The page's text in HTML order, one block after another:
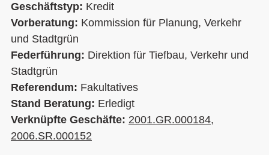
Geschäftstyp: Kredit
Vorberatung: Kommission für Planung, Verkehr
und Stadtgrün
Federführung: Direktion für Tiefbau, Verkehr und
Stadtgrün
Referendum: Fakultatives
Stand Beratung: Erledigt
Verknüpfte Geschäfte: 2001.GR.000184,
2006.SR.000152